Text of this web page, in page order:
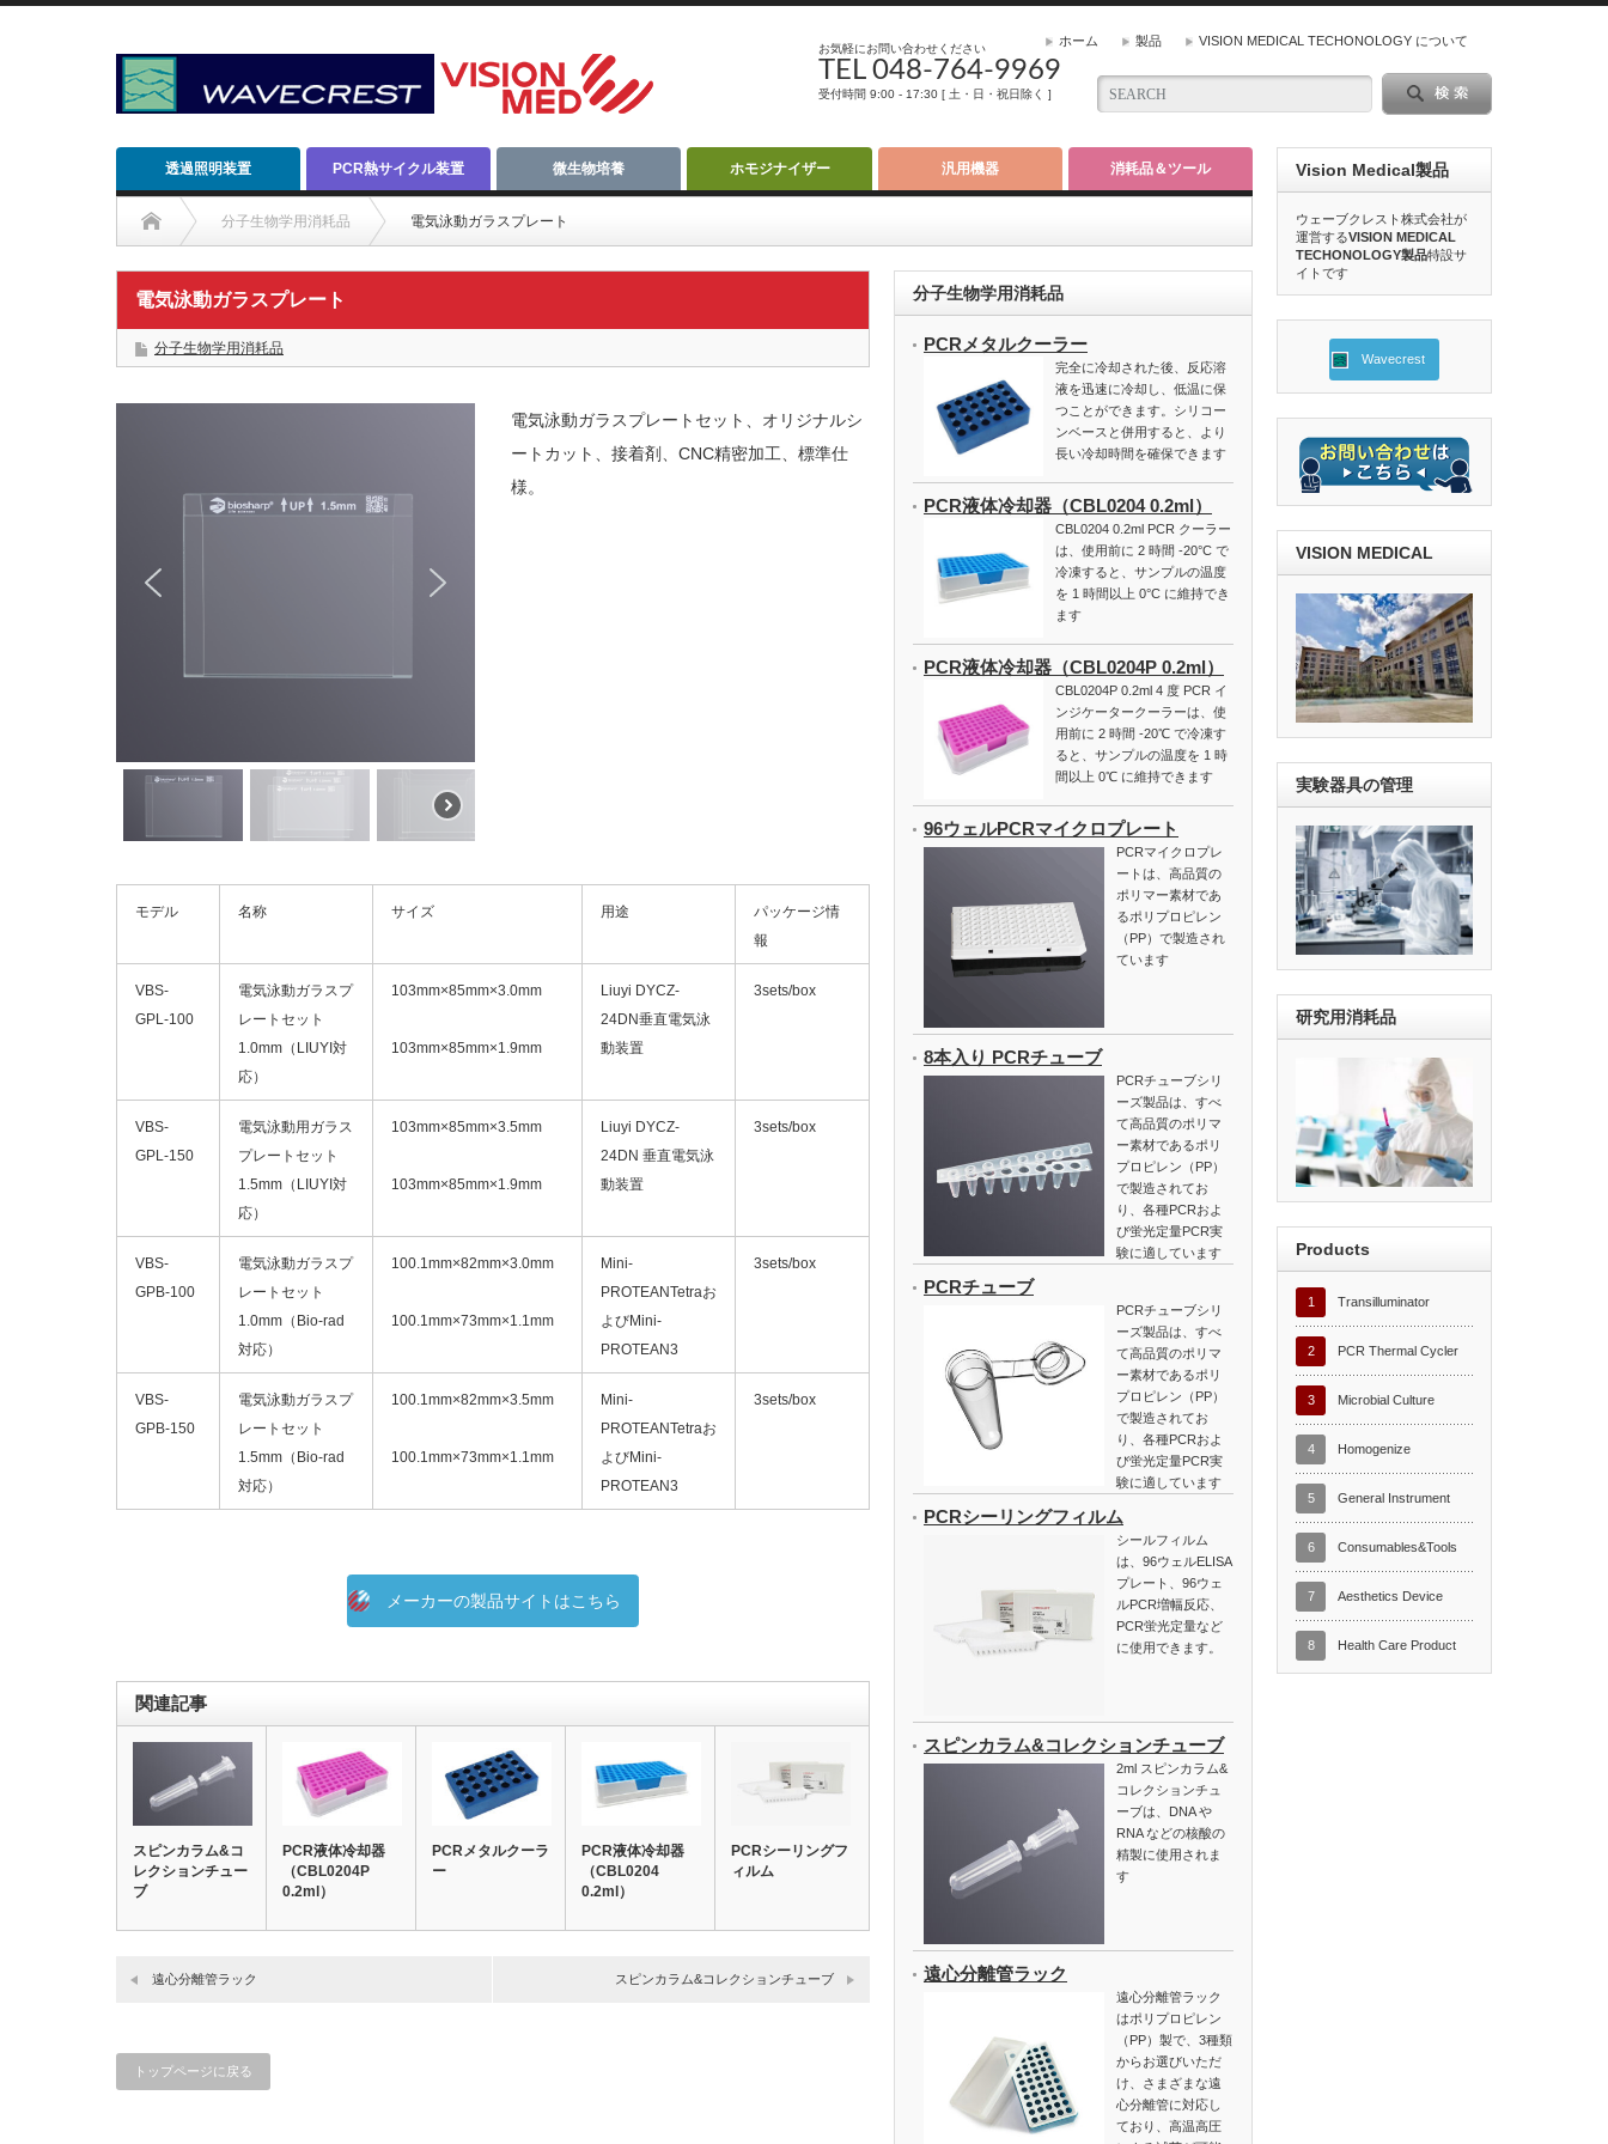
ホーム 製品 VISION MEDICAL TECHONOLOGY について
お気軽にお問い合わせください
TEL 048-764-9969
受付時間 9:00 - 17:30 [ 土・日・祝日除く ]
透過照明装置 PCR熱サイクル装置 微生物培養 ホモジナイザー 汎用機器 消耗品＆ツール
分子生物学用消耗品 電気泳動ガラスプレート
電気泳動ガラスプレート
分子生物学用消耗品
電気泳動ガラスプレートセット、オリジナルシ
ートカット、接着剤、CNC精密加工、標準仕
様。
モデル 名称 サイズ 用途
パッケージ情
報
VBS-
GPL-100
電気泳動ガラスプ
レートセット
1.0mm（LIUYI対
応）
103mm×85mm×3.0mm
103mm×85mm×1.9mm
Liuyi DYCZ-
24DN垂直電気泳
動装置
3sets/box
VBS-
GPL-150
電気泳動用ガラス
プレートセット
1.5mm（LIUYI対
応）
103mm×85mm×3.5mm
103mm×85mm×1.9mm
Liuyi DYCZ-
24DN 垂直電気泳
動装置
3sets/box
VBS-
GPB-100
電気泳動ガラスプ
レートセット
1.0mm（Bio-rad
対応）
100.1mm×82mm×3.0mm
100.1mm×73mm×1.1mm
Mini-
PROTEANTetraお
よびMini-
PROTEAN3
3sets/box
VBS-
GPB-150
電気泳動ガラスプ
レートセット
1.5mm（Bio-rad
対応）
100.1mm×82mm×3.5mm
100.1mm×73mm×1.1mm
Mini-
PROTEANTetraお
よびMini-
PROTEAN3
3sets/box
メーカーの製品サイトはこちら
関連記事
スピンカラム&コ
レクションチュー
ブ
PCR液体冷却器
（CBL0204P
0.2ml）
PCRメタルクーラ
ー
PCR液体冷却器
（CBL0204
0.2ml）
PCRシーリングフ
ィルム
遠心分離管ラック スピンカラム&コレクションチューブ
トップページに戻る
分子生物学用消耗品
PCRメタルクーラー
完全に冷却された後、反応溶
液を迅速に冷却し、低温に保
つことができます。シリコー
ンベースと併用すると、より
長い冷却時間を確保できます
PCR液体冷却器（CBL0204 0.2ml）
CBL0204 0.2ml PCR クーラー
は、使用前に 2 時間 -20°C で
冷凍すると、サンプルの温度
を 1 時間以上 0°C に維持でき
ます
PCR液体冷却器（CBL0204P 0.2ml）
CBL0204P 0.2ml 4 度 PCR イ
ンジケータークーラーは、使
用前に 2 時間 -20℃ で冷凍す
ると、サンプルの温度を 1 時
間以上 0℃ に維持できます
96ウェルPCRマイクロプレート
PCRマイクロプレ
ートは、高品質の
ポリマー素材であ
るポリプロピレン
（PP）で製造され
ています
8本入り PCRチューブ
PCRチューブシリ
ーズ製品は、すべ
て高品質のポリマ
ー素材であるポリ
プロピレン（PP）
で製造されてお
り、各種PCRおよ
び蛍光定量PCR実
験に適しています
PCRチューブ
PCRチューブシリ
ーズ製品は、すべ
て高品質のポリマ
ー素材であるポリ
プロピレン（PP）
で製造されてお
り、各種PCRおよ
び蛍光定量PCR実
験に適しています
PCRシーリングフィルム
シールフィルム
は、96ウェルELISA
プレート、96ウェ
ルPCR増幅反応、
PCR蛍光定量など
に使用できます。
スピンカラム&コレクションチューブ
2ml スピンカラム&
コレクションチュ
ーブは、DNA や
RNA などの核酸の
精製に使用されま
す
遠心分離管ラック
遠心分離管ラック
はポリプロピレン
（PP）製で、3種類
からお選びいただ
け、さまざまな遠
心分離管に対応し
ており、高温高圧
Vision Medical製品
ウェーブクレスト株式会社が
運営するVISION MEDICAL
TECHONOLOGY製品特設サ
イトです
Wavecrest
VISION MEDICAL
実験器具の管理
研究用消耗品
Products
1 Transilluminator
2 PCR Thermal Cycler
3 Microbial Culture
4 Homogenize
5 General Instrument
6 Consumables&Tools
7 Aesthetics Device
8 Health Care Product